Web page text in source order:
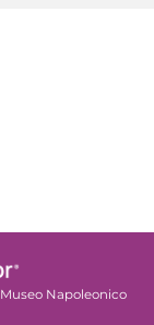
Museo Napoleonico